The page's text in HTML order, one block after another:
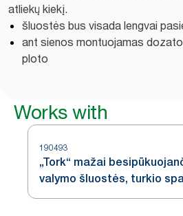
atliekų kiekį.
šluostės bus visada lengvai
ant sienos montuojamas
ploto
Works with
190493
„Tork“ mažai
valymo šluostės, turkio
W8